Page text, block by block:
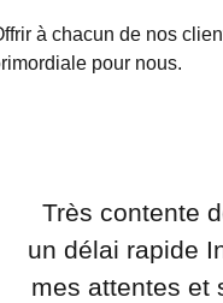
à chacun de nos
pour nous.
Très contente
un délai rapide
mes attentes et